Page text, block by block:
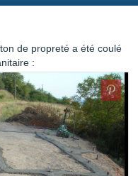
de propreté a été coulé
: